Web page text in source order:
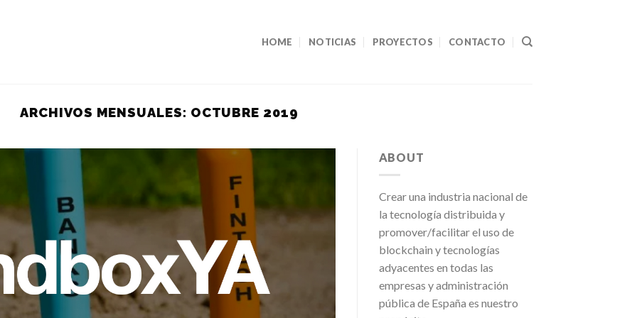
HOME NOTICIAS PROYECTOS CONTACTO
ARCHIVOS MENSUALES: OCTUBRE 2019
ABOUT
Crear una industria nacional de
la tecnología distribuida y
promover/facilitar el uso de
blockchain y tecnologías
adyacentes en todas las
empresas y administración
pública de España es nuestro